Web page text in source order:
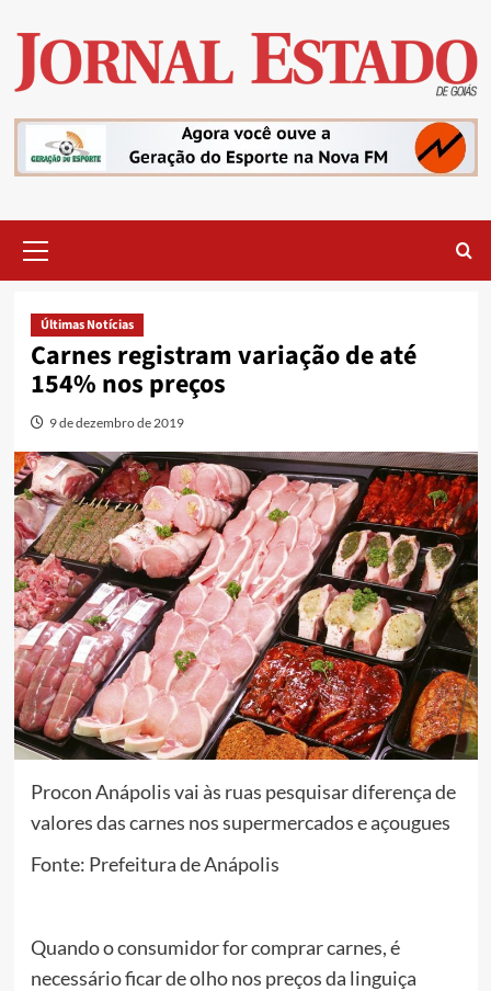
content
Menu
Últimas Notícias
Carnes registram variação de até
154% nos preços
9 de dezembro de 2019
Procon Anápolis vai às ruas pesquisar diferença de
valores das carnes nos supermercados e açougues
Fonte: Prefeitura de Anápolis
Quando o consumidor for comprar carnes, é
necessário ficar de olho nos preços da linguiça